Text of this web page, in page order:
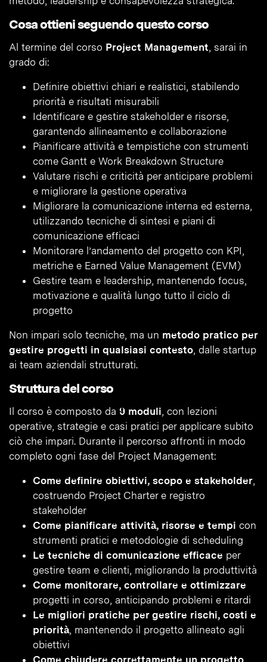
Cosa ottieni seguendo questo corso
Al termine del corso Project Management, sarai in
grado di:
Definire obiettivi chiari e realistici, stabilendo
priorità e risultati misurabili
Identificare e gestire stakeholder e risorse,
garantendo allineamento e collaborazione
Pianificare attività e tempistiche con strumenti
come Gantt e Work Breakdown Structure
Valutare rischi e criticità per anticipare problemi
e migliorare la gestione operativa
Migliorare la comunicazione interna ed esterna,
utilizzando tecniche di sintesi e piani di
comunicazione efficaci
Monitorare l’andamento del progetto con KPI,
metriche e Earned Value Management (EVM)
Gestire team e leadership, mantenendo focus,
motivazione e qualità lungo tutto il ciclo di
progetto
Non impari solo tecniche, ma un metodo pratico per
gestire progetti in qualsiasi contesto, dalle startup
ai team aziendali strutturati.
Struttura del corso
Il corso è composto da 9 moduli, con lezioni
operative, strategie e casi pratici per applicare subito
ciò che impari. Durante il percorso affronti in modo
completo ogni fase del Project Management:
Come definire obiettivi, scopo e stakeholder,
costruendo Project Charter e registro
stakeholder
Come pianificare attività, risorse e tempi con
strumenti pratici e metodologie di scheduling
Le tecniche di comunicazione efficace per
gestire team e clienti, migliorando la produttività
Come monitorare, controllare e ottimizzare
progetti in corso, anticipando problemi e ritardi
Le migliori pratiche per gestire rischi, costi e
priorità, mantenendo il progetto allineato agli
obiettivi